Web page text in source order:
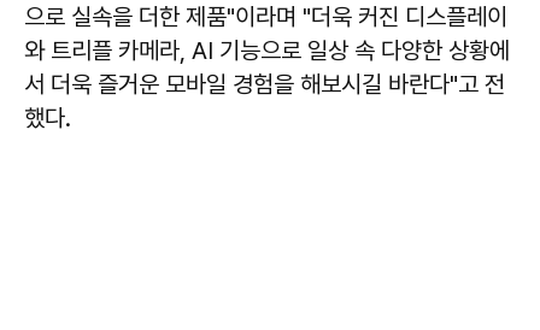
으로 실속을 더한 제품"이라며 "더욱 커진 디스플레이
와 트리플 카메라, AI 기능으로 일상 속 다양한 상황에
서 더욱 즐거운 모바일 경험을 해보시길 바란다"고 전
했다.